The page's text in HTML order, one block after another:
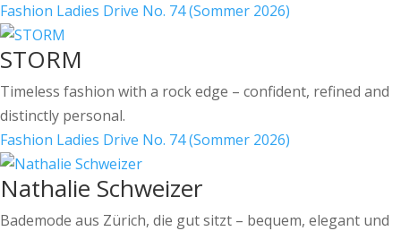
Fashion Ladies Drive No. 74 (Sommer 2026)
STORM
Timeless fashion with a rock edge – confident, refined and
distinctly personal.
Fashion Ladies Drive No. 74 (Sommer 2026)
Nathalie Schweizer
Bademode aus Zürich, die gut sitzt – bequem, elegant und